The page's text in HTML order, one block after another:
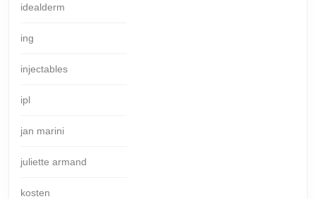
idealderm
ing
injectables
ipl
jan marini
juliette armand
kosten